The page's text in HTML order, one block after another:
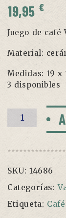
19,95 €
Juego de café
Material:
Medidas: 19 x
3 disponibles
Juego
de
Van
cantidad
SKU: 14686
Categorías:
Etiqueta: Café